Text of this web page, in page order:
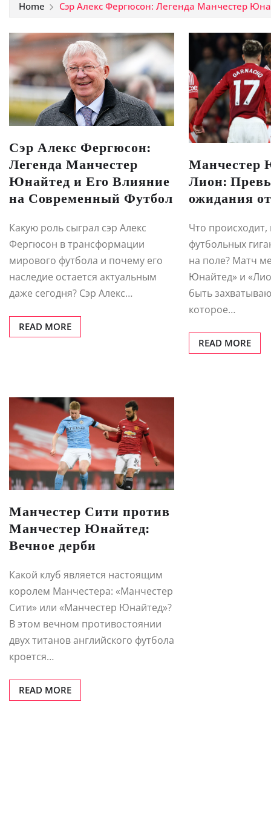
Home Сэр Алекс Фергюсон: Легенда Манчестер
Сэр Алекс Фергюсон:
Легенда Манчестер
Юнайтед и Его Влияние
на Современный Футбол
Какую роль сыграл сэр Алекс
Фергюсон в трансформации
мирового футбола и почему его
наследие остается актуальным
даже сегодня? Сэр Алекс…
READ MORE
Манчестер
Лион:
ожидания
Что происходит,
футбольных
на поле? Матч
Юнайтед» и
быть
которое…
READ MORE
Манчестер Сити против
Манчестер Юнайтед:
Вечное дерби
Какой клуб является настоящим
королем Манчестера: «Манчестер
Сити» или «Манчестер Юнайтед»?
В этом вечном противостоянии
двух титанов английского футбола
кроется…
READ MORE